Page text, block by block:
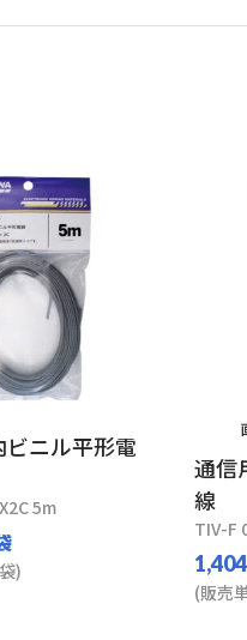
ニル平形電
5m
)
通信
線
TIV-F
1,404
(販売